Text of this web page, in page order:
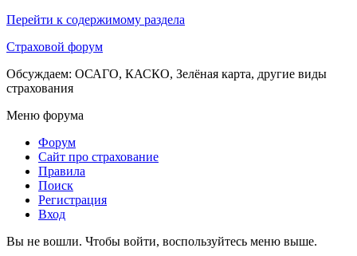
Перейти к содержимому раздела
Страховой форум
Обсуждаем: ОСАГО, КАСКО, Зелёная карта, другие виды
страхования
Меню форума
Форум
Сайт про страхование
Правила
Поиск
Регистрация
Вход
Вы не вошли. Чтобы войти, воспользуйтесь меню выше.